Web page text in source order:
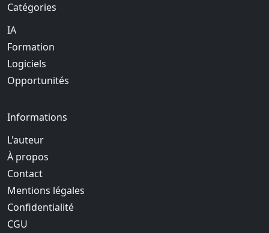
Catégories
IA
Formation
Logiciels
Opportunités
Informations
L'auteur
À propos
Contact
Mentions légales
Confidentialité
CGU